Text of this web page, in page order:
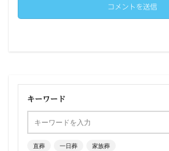
キーワード
直葬 一日葬 家族葬